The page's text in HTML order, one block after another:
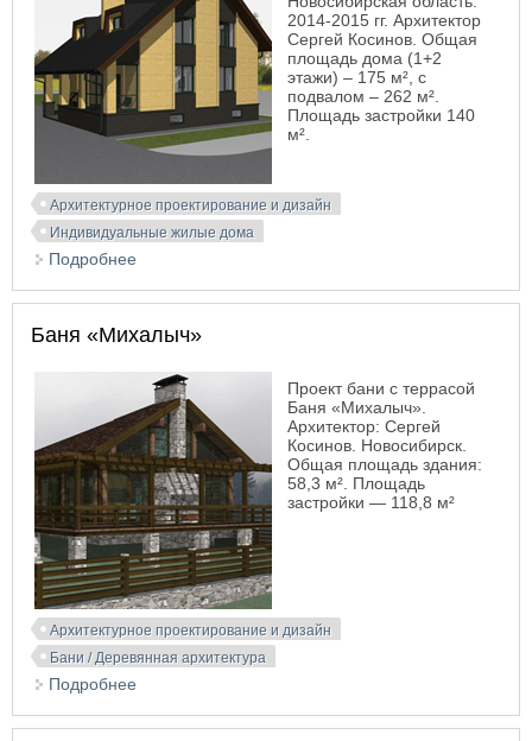
2014-2015 гг. Архитектор
Сергей Косинов. Общая
площадь дома (1+2
этажи) – 175 м², с
подвалом – 262 м².
Площадь застройки 140
м².
Архитектурное проектирование и дизайн
Индивидуальные жилые дома
Подробнее
Баня «Михалыч»
Проект бани с террасой
Баня «Михалыч».
Архитектор: Сергей
Косинов. Новосибирск.
Общая площадь здания:
58,3 м². Площадь
застройки — 118,8 м²
Архитектурное проектирование и дизайн
Бани / Деревянная архитектура
Подробнее